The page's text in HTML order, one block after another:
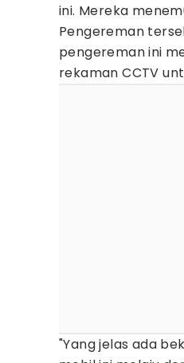
ini. Mereka
Pengereman
pengereman ini
rekaman CCTV
"Yang jelas ada